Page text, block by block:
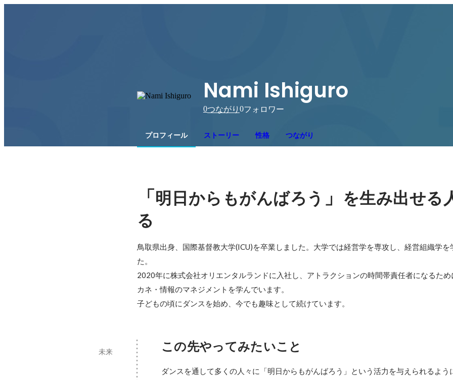
Nami Ishiguro
0つながり 0フォロワー
プロフィール ストーリー 性格 つながり
「明日からもがんばろう 」 を生み出せる
る
鳥取県出身、国際基督教大学(ICU)を卒業しました。大学では経営学を専攻し、経営組織学を
た。
2020年に株式会社オリエンタルランドに入社し、アトラクションの時間帯責任者になるた
カネ・情報のマネジメントを学んでいます。
子どもの頃にダンスを始め、今でも趣味として続けています。
この先やってみたいこと
未来
ダンスを通して多くの人々に「明日からもがんばろう」という活力を与えられるよう